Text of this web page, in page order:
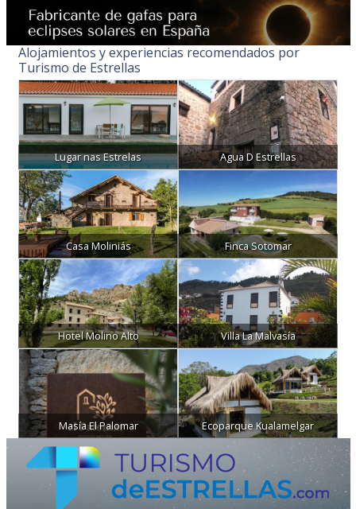
Alojamientos y experiencias recomendados por
Turismo de Estrellas
Lugar nas Estrelas Agua D Estrellas
Casa Moliniás Finca Sotomar
Hotel Molino Alto Villa La Malvasía
Masía El Palomar Ecoparque Kualamelgar